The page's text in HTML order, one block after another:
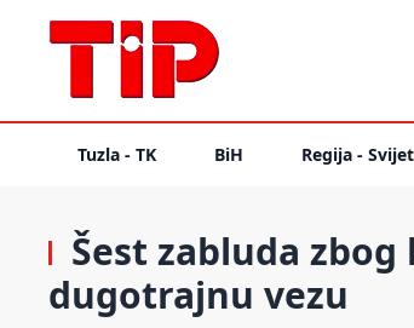
Tuzla - TK BiH Regija - Svijet
Šest zabluda
dugotrajnu vezu